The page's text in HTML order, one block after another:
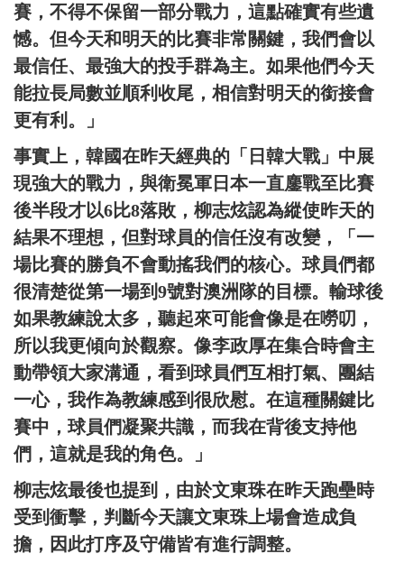
賽，不得不保留一部分戰力，這點確實有些遺
憾。但今天和明天的比賽非常關鍵，我們會以
最信任、最強大的投手群為主。如果他們今天
能拉長局數並順利收尾，相信對明天的銜接會
更有利。」
事實上，韓國在昨天經典的「日韓大戰」中展
現強大的戰力，與衛冕軍日本一直鏖戰至比賽
後半段才以6比8落敗，柳志炫認為縱使昨天的
結果不理想，但對球員的信任沒有改變，「一
場比賽的勝負不會動搖我們的核心。球員們都
很清楚從第一場到9號對澳洲隊的目標。輸球後
如果教練說太多，聽起來可能會像是在嘮叨，
所以我更傾向於觀察。像李政厚在集合時會主
動帶領大家溝通，看到球員們互相打氣、團結
一心，我作為教練感到很欣慰。在這種關鍵比
賽中，球員們凝聚共識，而我在背後支持他
們，這就是我的角色。」
柳志炫最後也提到，由於文東珠在昨天跑壘時
受到衝擊，判斷今天讓文東珠上場會造成負
擔，因此打序及守備皆有進行調整。